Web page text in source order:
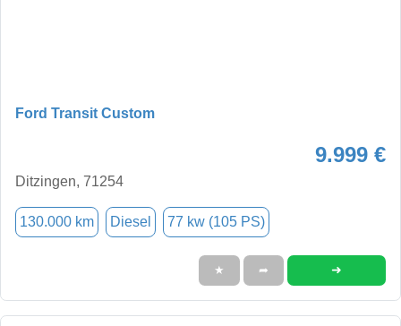
Ford Transit Custom
9.999 €
Ditzingen, 71254
130.000 km Diesel 77 kw (105 PS)
★ ➦ ➜